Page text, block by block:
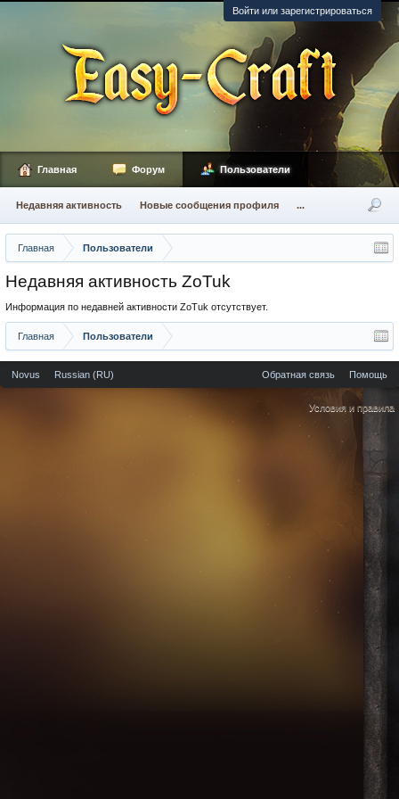
Войти или зарегистрироваться
Главная Пользователи
Недавняя активность ZoTuk
Информация по недавней активности ZoTuk отсутствует.
Главная Пользователи
Главная Форум Пользователи
Недавняя активность Новые сообщения профиля ...
Novus Russian (RU) Обратная связь Помощь
Условия и правила